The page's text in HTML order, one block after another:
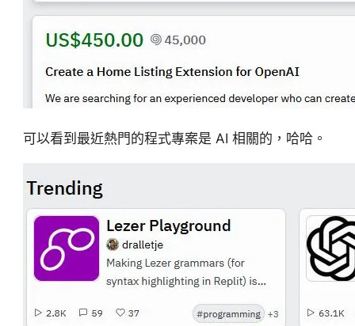
可以看到最近熱門的程式專案是 AI 相關的，哈哈。